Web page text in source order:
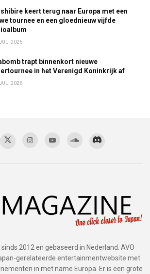
keert terug naar Europa met een
tournee en een gloednieuw vijfde
2026
trapt binnenkort nieuwe
in het Verenigd Koninkrijk af
2026
2012 en gebaseerd in Nederland. AVO
gerelateerde entertainmentwebsite met
in met name Europa. Er is een grote